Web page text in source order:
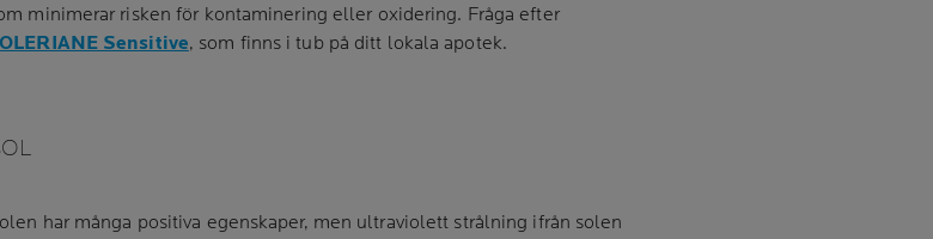
minimerar risken för kontaminering eller oxidering. Fråga efter
Sensitive, som finns i tub på ditt lokala apotek.
har många positiva egenskaper, men ultraviolett strålning ifrån solen